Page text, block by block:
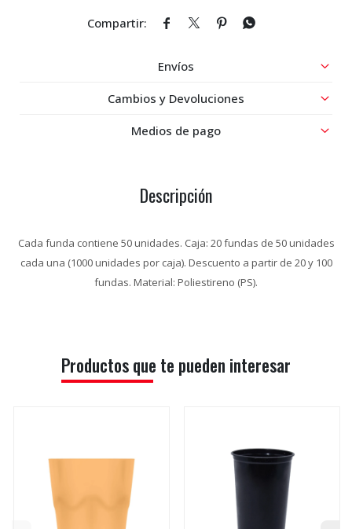
   
Envíos
Cambios y Devoluciones
Medios de pago
Descripción
Cada funda contiene 50 unidades. Caja: 20 fundas de 50 unidades
cada una (1000 unidades por caja). Descuento a partir de 20 y 100
fundas. Material: Poliestireno (PS).
Productos que te pueden interesar